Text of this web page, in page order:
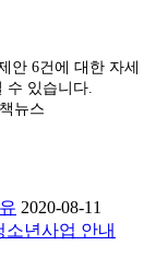
안 6건에 대한 자세
수 있습니다.
뉴스
2020-08-11
소년사업 안내